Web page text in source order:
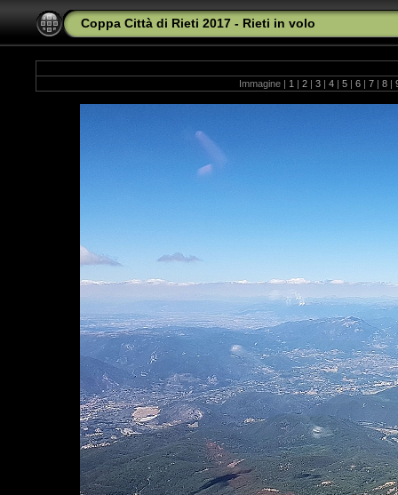
Coppa Città di Rieti 2017 - Rieti in volo
Immagine | 1 | 2 | 3 | 4 | 5 | 6 | 7 | 8 |